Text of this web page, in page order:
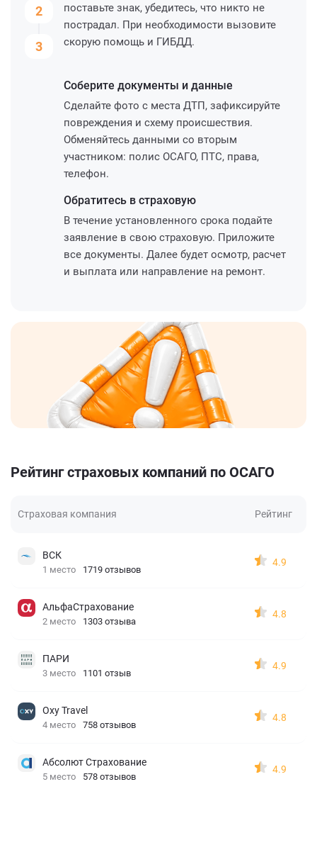
2
3
поставьте знак, убедитесь, что никто не
пострадал. При необходимости вызовите
скорую помощь и ГИБДД.
Соберите документы и данные
Сделайте фото с места ДТП, зафиксируйте
повреждения и схему происшествия.
Обменяйтесь данными со вторым
участником: полис ОСАГО, ПТС, права,
телефон.
Обратитесь в страховую
В течение установленного срока подайте
заявление в свою страховую. Приложите
все документы. Далее будет осмотр, расчет
и выплата или направление на ремонт.
Рейтинг страховых компаний по ОСАГО
Страховая компания Рейтинг
ВСК
1 место 1719 отзывов
4.9
АльфаСтрахование
2 место 1303 отзыва
4.8
ПАРИ
3 место 1101 отзыв
4.9
Oxy Travel
4 место 758 отзывов
4.8
Абсолют Страхование
5 место 578 отзывов
4.9